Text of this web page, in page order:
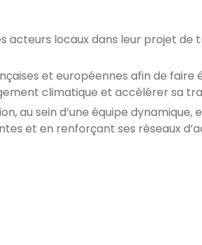
locaux dans leur projet de
et européennes afin de faire
climatique et accélérer sa
au sein d’une équipe dynamique,
et en renforçant ses réseaux